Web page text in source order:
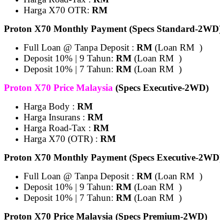
Harga X70 OTR: RM
Proton X70 Monthly Payment (Specs Standard-
Full Loan @ Tanpa Deposit : RM (Loan RM )
Deposit 10% | 9 Tahun: RM (Loan RM )
Deposit 10% | 7 Tahun: RM (Loan RM )
Proton X70 Price Malaysia (Specs Executive-2WD)
Harga Body : RM
Harga Insurans : RM
Harga Road-Tax : RM
Harga X70 (OTR) : RM
Proton X70 Monthly Payment (Specs Executive-
Full Loan @ Tanpa Deposit : RM (Loan RM )
Deposit 10% | 9 Tahun: RM (Loan RM )
Deposit 10% | 7 Tahun: RM (Loan RM )
Proton X70 Price Malaysia (Specs Premium-2WD)